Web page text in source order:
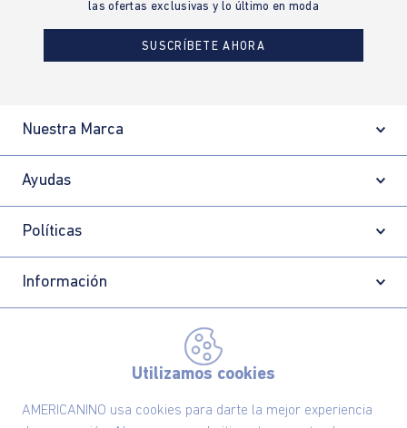
Utilizamos cookies
AMERICANINO usa cookies para darte la mejor experiencia
las ofertas exclusivas y lo último en moda
SUSCRÍBETE AHORA
Nuestra Marca
Ayudas
Políticas
Información